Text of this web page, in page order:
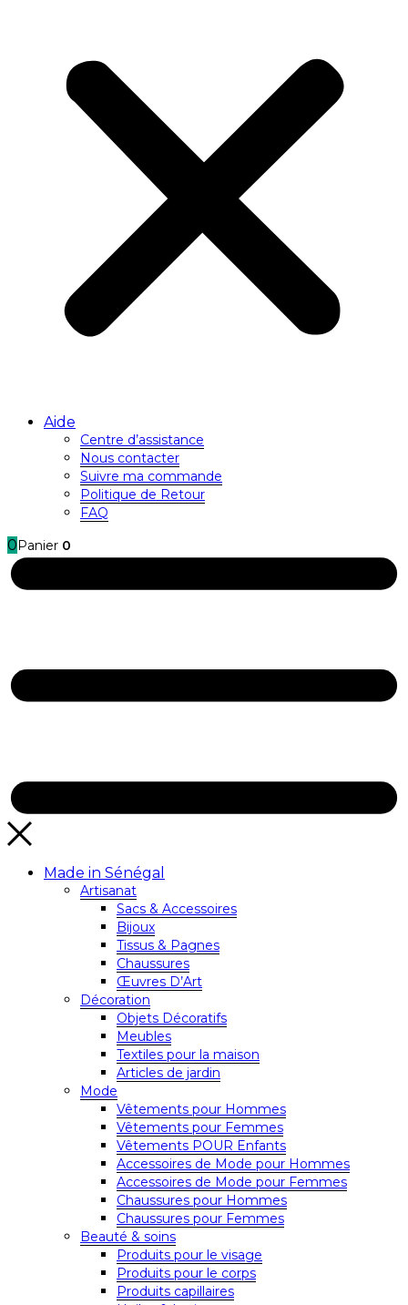
Aide
Centre d’assistance
Nous contacter
Suivre ma commande
Politique de Retour
FAQ
0 Panier 0
Made in Sénégal
Artisanat
Sacs & Accessoires
Bijoux
Tissus & Pagnes
Chaussures
Œuvres D’Art
Décoration
Objets Décoratifs
Meubles
Textiles pour la maison
Articles de jardin
Mode
Vêtements pour Hommes
Vêtements pour Femmes
Vêtements POUR Enfants
Accessoires de Mode pour Hommes
Accessoires de Mode pour Femmes
Chaussures pour Hommes
Chaussures pour Femmes
Beauté & soins
Produits pour le visage
Produits pour le corps
Produits capillaires